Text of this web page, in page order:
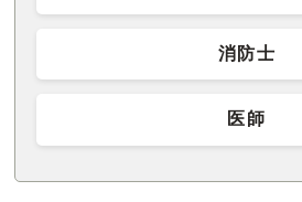
消防士
医師